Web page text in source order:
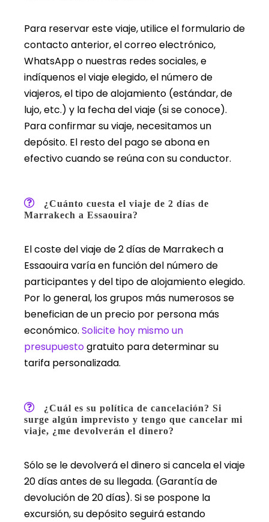
Para reservar este viaje, utilice el formulario de
contacto anterior, el correo electrónico,
WhatsApp o nuestras redes sociales, e
indíquenos el viaje elegido, el número de
viajeros, el tipo de alojamiento (estándar, de
lujo, etc.) y la fecha del viaje (si se conoce).
Para confirmar su viaje, necesitamos un
depósito. El resto del pago se abona en
efectivo cuando se reúna con su conductor.
¿Cuánto cuesta el viaje de 2 días de
Marrakech a Essaouira?
El coste del viaje de 2 días de Marrakech a
Essaouira varía en función del número de
participantes y del tipo de alojamiento elegido.
Por lo general, los grupos más numerosos se
benefician de un precio por persona más
económico. Solicite hoy mismo un
presupuestogratuito para determinar su
tarifa personalizada.
¿Cuál es su política de cancelación? Si
surge algún imprevisto y tengo que cancelar mi
viaje, ¿me devolverán el dinero?
Sólo se le devolverá el dinero si cancela el viaje
20 días antes de su llegada. (Garantía de
devolución de 20 días). Si se pospone la
excursión, su depósito seguirá estando